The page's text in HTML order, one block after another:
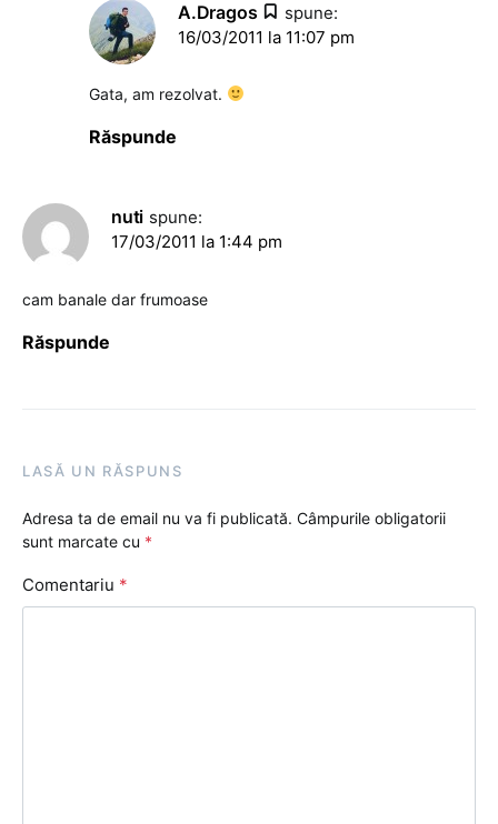
A.Dragos
spune:
16/03/2011 la 11:07 pm
Gata, am rezolvat.
Răspunde
nuti spune:
17/03/2011 la 1:44 pm
cam banale dar frumoase
Răspunde
LASĂ UN RĂSPUNS
Adresa ta de email nu va fi publicată. Câmpurile obligatorii
sunt marcate cu *
Comentariu *